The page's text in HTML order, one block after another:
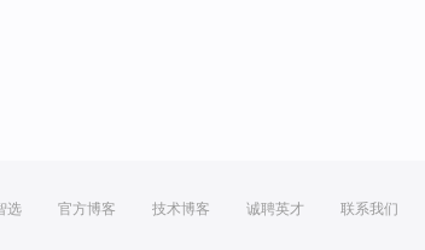
选 官方博客 技术博客 诚聘英才 联系我们